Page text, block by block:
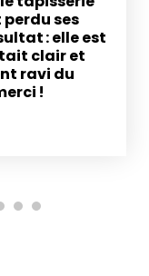
ses
: elle est
clair et
ravi du
!
2 3